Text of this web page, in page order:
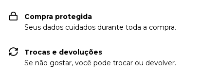
Compra protegida
Seus dados cuidados durante toda a compra.
Trocas e devoluções
Se não gostar, você pode trocar ou devolver.